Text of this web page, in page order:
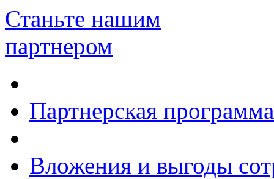
Станьте нашим
партнером
Партнерская программа
Вложения и выгоды